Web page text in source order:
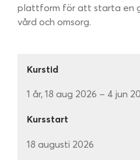
plattform för att starta en
vård och omsorg.
Kurstid
1 år, 18 aug 2026 – 4 jun
Kursstart
18 augusti 2026